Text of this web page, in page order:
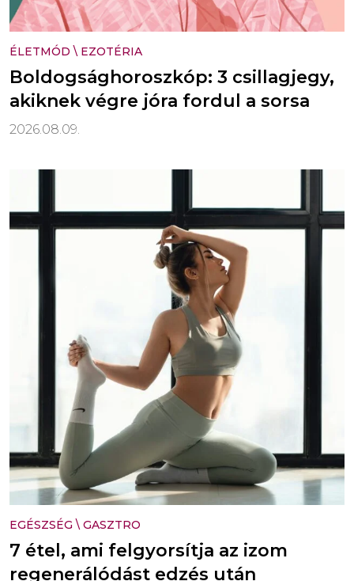
ÉLETMÓD \ EZOTÉRIA
Boldogsághoroszkóp: 3 csillagjegy,
akiknek végre jóra fordul a sorsa
2026.08.09.
EGÉSZSÉG \ GASZTRO
7 étel, ami felgyorsítja az izom
regenerálódást edzés után